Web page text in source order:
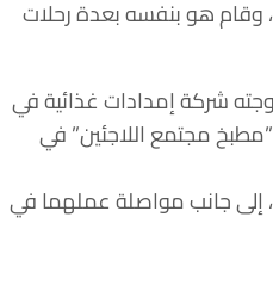
وقام هو بنفسه بعدة رحلات
18 عاماً قبل أن يؤسس هو وزوجته شركة إمدادات غذائية في
مجتمع اللاجئين” في
إلى جانب مواصلة عملهما في